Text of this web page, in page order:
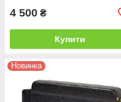
4 500 ₴
Купити
Новинка